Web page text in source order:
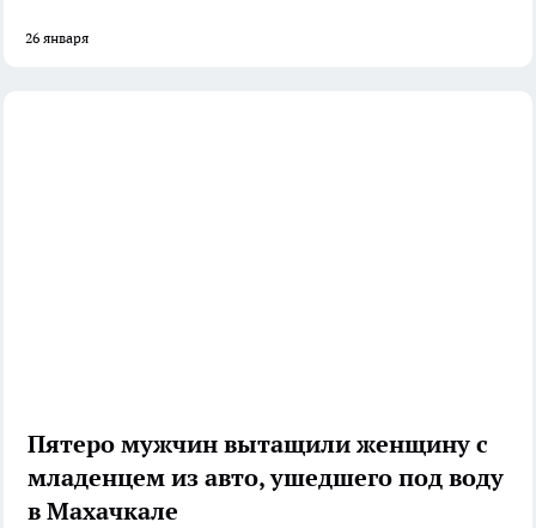
26 января
Пятеро мужчин вытащили женщину с
младенцем из авто, ушедшего под воду
в Махачкале